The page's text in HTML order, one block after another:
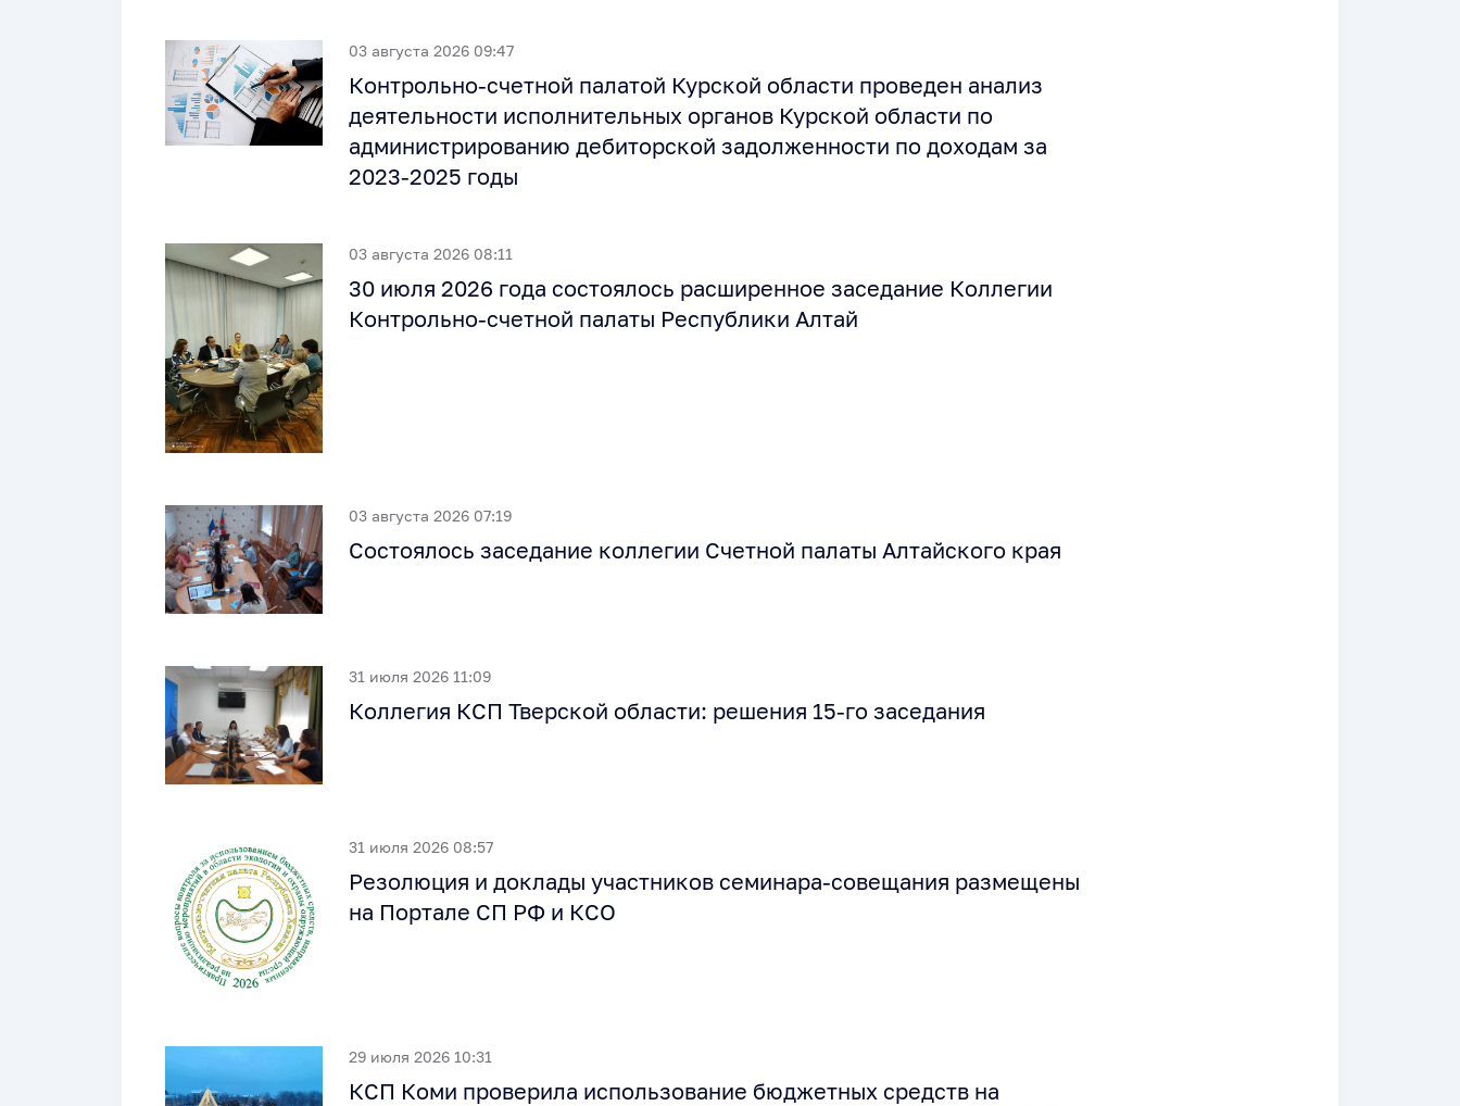
03 августа 2026 09:47
Контрольно-счетной палатой Курской области проведен анализ
деятельности исполнительных органов Курской области по
администрированию дебиторской задолженности по доходам за
2023-2025 годы
03 августа 2026 08:11
30 июля 2026 года состоялось расширенное заседание Коллегии
Контрольно-счетной палаты Республики Алтай
03 августа 2026 07:19
Состоялось заседание коллегии Счетной палаты Алтайского края
31 июля 2026 11:09
Коллегия КСП Тверской области: решения 15-го заседания
31 июля 2026 08:57
Резолюция и доклады участников семинара-совещания размещены
на Портале СП РФ и КСО
29 июля 2026 10:31
КСП Коми проверила использование бюджетных средств на